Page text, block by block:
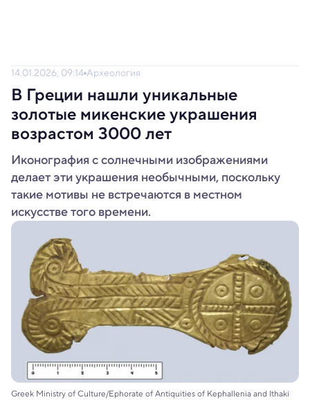
14.01.2026, 09:14 Археология
В Греции нашли уникальные
золотые микенские украшения
возрастом 3000 лет
Иконография с солнечными изображениями
делает эти украшения необычными, поскольку
такие мотивы не встречаются в местном
искусстве того времени.
Greek Ministry of Culture/Ephorate of Antiquities of Kephallenia and Ithaki